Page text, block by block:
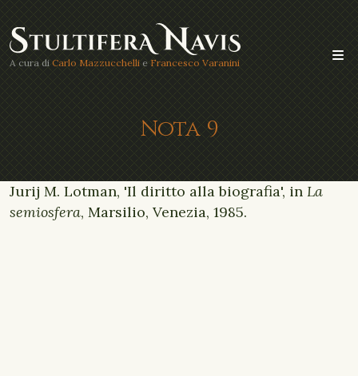
A cura di Carlo Mazzucchelli e Francesco Varanini
Nota 9
Jurij M. Lotman, 'Il diritto alla biografia', in La
semiosfera, Marsilio, Venezia, 1985.